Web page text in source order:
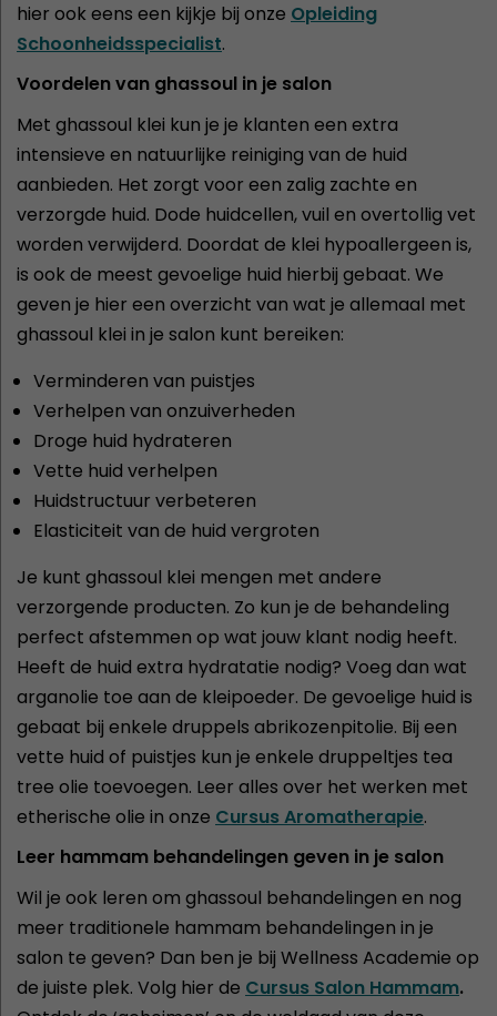
hier ook eens een kijkje bij onze Opleiding
Schoonheidsspecialist.
Voordelen van ghassoul in je salon
Met ghassoul klei kun je je klanten een extra
intensieve en natuurlijke reiniging van de huid
aanbieden. Het zorgt voor een zalig zachte en
verzorgde huid. Dode huidcellen, vuil en overtollig vet
worden verwijderd. Doordat de klei hypoallergeen is,
is ook de meest gevoelige huid hierbij gebaat. We
geven je hier een overzicht van wat je allemaal met
ghassoul klei in je salon kunt bereiken:
Verminderen van puistjes
Verhelpen van onzuiverheden
Droge huid hydrateren
Vette huid verhelpen
Huidstructuur verbeteren
Elasticiteit van de huid vergroten
Je kunt ghassoul klei mengen met andere
verzorgende producten. Zo kun je de behandeling
perfect afstemmen op wat jouw klant nodig heeft.
Heeft de huid extra hydratatie nodig? Voeg dan wat
arganolie toe aan de kleipoeder. De gevoelige huid is
gebaat bij enkele druppels abrikozenpitolie. Bij een
vette huid of puistjes kun je enkele druppeltjes tea
tree olie toevoegen. Leer alles over het werken met
etherische olie in onze Cursus Aromatherapie.
Leer hammam behandelingen geven in je salon
Wil je ook leren om ghassoul behandelingen en nog
meer traditionele hammam behandelingen in je
salon te geven? Dan ben je bij Wellness Academie op
de juiste plek. Volg hier de Cursus Salon Hammam.